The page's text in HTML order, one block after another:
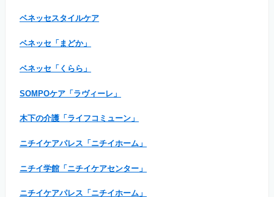
ベネッセスタイルケア
ベネッセ「まどか」
ベネッセ「くらら」
SOMPOケア「ラヴィーレ」
木下の介護「ライフコミューン」
ニチイケアパレス「ニチイホーム」
ニチイ学館「ニチイケアセンター」
ニチイケアパレス「ニチイホーム」